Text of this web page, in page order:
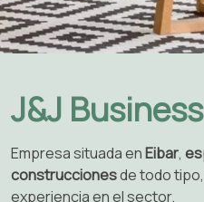
J&J
Empresa situada enEibar,
construccionesde todo
experiencia en el sector.